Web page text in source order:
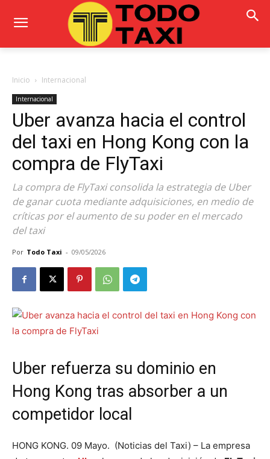
Inicio Internacional
Internacional
Uber avanza hacia el control
del taxi en Hong Kong con la
compra de FlyTaxi
La compra de FlyTaxi consolida la estrategia de Uber
de ganar cuota mediante adquisiciones, en medio de
críticas por el aumento de su poder en el mercado
del taxi
Por Todo Taxi - 09/05/2026
Uber refuerza su dominio en
Hong Kong tras absorber a un
competidor local
HONG KONG. 09 Mayo. (Noticias del Taxi) – La empresa